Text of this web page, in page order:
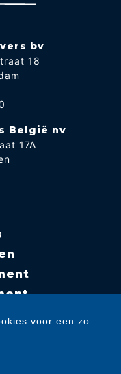
bv
18
België nv
17A
rechten voorbehouden -
voor een zo